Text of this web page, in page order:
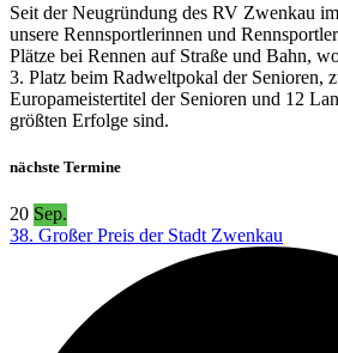
Seit der Neugründung des RV Zwenkau
unsere Rennsportlerinnen und
Plätze bei Rennen auf Straße und Bahn,
3. Platz beim Radweltpokal der Senioren,
Europameistertitel der Senioren und 12
größten Erfolge sind.
nächste Termine
20 Sep.
38. Großer Preis der Stadt Zwenkau